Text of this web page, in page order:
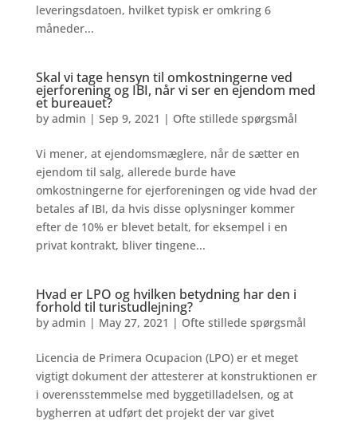
leveringsdatoen, hvilket typisk er omkring 6
måneder...
Skal vi tage hensyn til omkostningerne ved
ejerforening og IBI, når vi ser en ejendom med
et bureauet?
by admin | Sep 9, 2021 | Ofte stillede spørgsmål
Vi mener, at ejendomsmæglere, når de sætter en
ejendom til salg, allerede burde have
omkostningerne for ejerforeningen og vide hvad der
betales af IBI, da hvis disse oplysninger kommer
efter de 10% er blevet betalt, for eksempel i en
privat kontrakt, bliver tingene...
Hvad er LPO og hvilken betydning har den i
forhold til turistudlejning?
by admin | May 27, 2021 | Ofte stillede spørgsmål
Licencia de Primera Ocupacion (LPO) er et meget
vigtigt dokument der attesterer at konstruktionen er
i overensstemmelse med byggetilladelsen, og at
bygherren at udført det projekt der var givet